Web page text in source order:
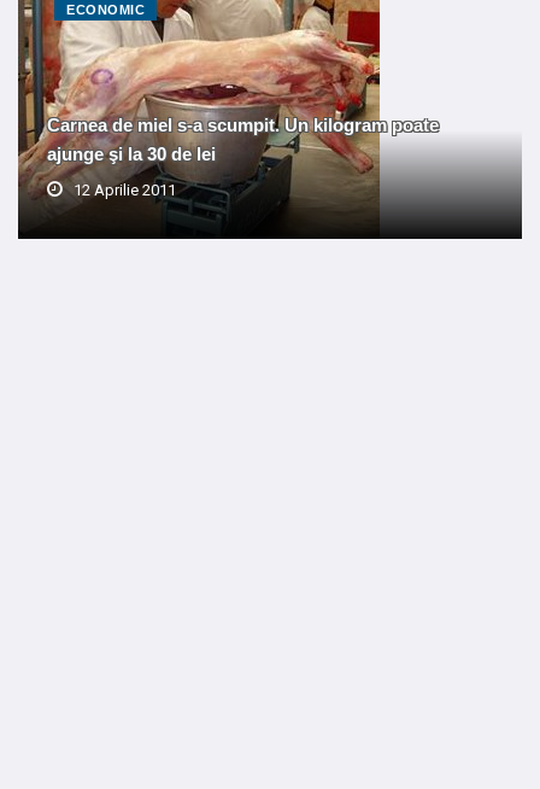
ECONOMIC
Carnea de miel s-a scumpit. Un kilogram poate
ajunge şi la 30 de lei
12 Aprilie 2011